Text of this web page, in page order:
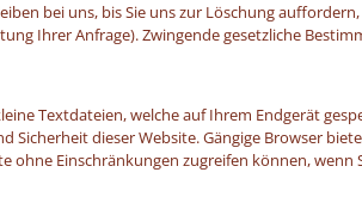
bei uns, bis Sie uns zur Löschung
Ihrer Anfrage). Zwingende gesetzliche
Textdateien, welche auf Ihrem Endgerät
dieser Website. Gängige Browser
ohne Einschränkungen zugreifen können,